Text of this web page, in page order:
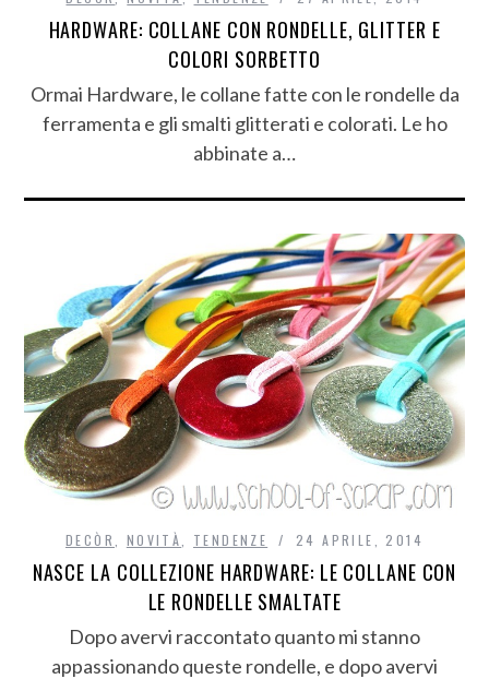
HARDWARE: COLLANE CON RONDELLE, GLITTER E
COLORI SORBETTO
Ormai Hardware, le collane fatte con le rondelle da
ferramenta e gli smalti glitterati e colorati. Le ho
abbinate a…
DECÒR NOVITÀ TENDENZE 24 APRILE, 2014
NASCE LA COLLEZIONE HARDWARE: LE COLLANE CON
LE RONDELLE SMALTATE
Dopo avervi raccontato quanto mi stanno
appassionando queste rondelle, e dopo avervi